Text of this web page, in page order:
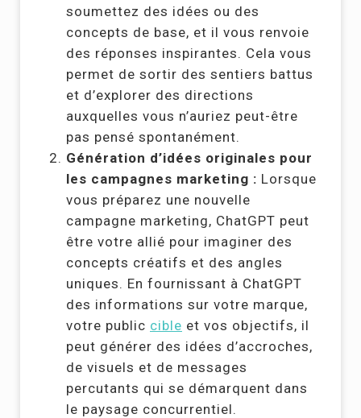
soumettez des idées ou des
concepts de base, et il vous renvoie
des réponses inspirantes. Cela vous
permet de sortir des sentiers battus
et d’explorer des directions
auxquelles vous n’auriez peut-être
pas pensé spontanément.
Génération d’idées originales pour
les campagnes marketing : Lorsque
vous préparez une nouvelle
campagne marketing, ChatGPT peut
être votre allié pour imaginer des
concepts créatifs et des angles
uniques. En fournissant à ChatGPT
des informations sur votre marque,
votre public cible et vos objectifs, il
peut générer des idées d’accroches,
de visuels et de messages
percutants qui se démarquent dans
le paysage concurrentiel.